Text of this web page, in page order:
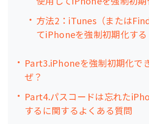
方法2：iTunes（または
てiPhoneを強制初期化する
Part3.iPhoneを強制初期化で
ぜ？
Part4.パスコードは忘れた
するに関するよくある質問